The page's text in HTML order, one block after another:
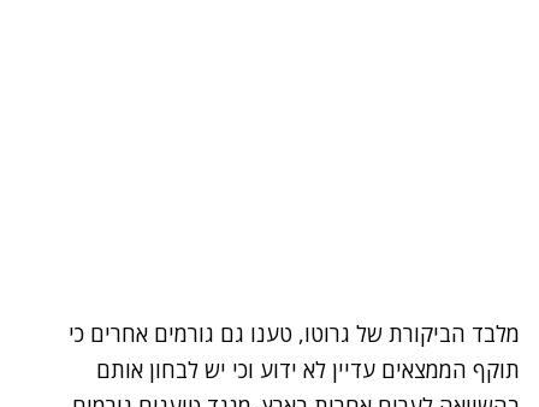
מלבד הביקורת של גרוטו, טענו גם גורמים אחרים כי
תוקף הממצאים עדיין לא ידוע וכי יש לבחון אותם